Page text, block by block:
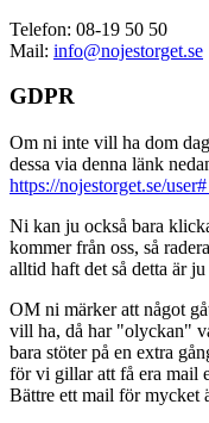
Telefon: 08-19 50 50
Mail: info@nojestorget.se
GDPR
Om ni inte vill ha dom
dessa via denna länk
https://nojestorget.se/
Ni kan ju också bara
kommer från oss, så
alltid haft det så detta är
OM ni märker att något
vill ha, då har "olyckan"
bara stöter på en extra
för vi gillar att få era mail
Bättre ett mail för mycket